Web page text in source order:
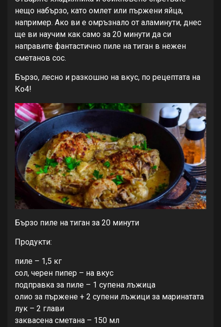
нещо набързо, като омлет или пържени яйца,
например. Ако ви е омръзнало от аламинути, днес
ще ви научим как само за 20 минути да си
направите фантастично пиле на тиган в нежен
сметанов сос.
Бързо, лесно и разкошно на вкус, по рецептата на
Ко4!
Бързо пиле на тиган за 20 минути
Продукти:
пиле – 1,5 кг
сол, черен пипер – на вкус
подправка за пиле – 1 супена лъжица
олио за пържене + 2 супени лъжици за маринатата
лук – 2 глави
заквасена сметана – 150 мл